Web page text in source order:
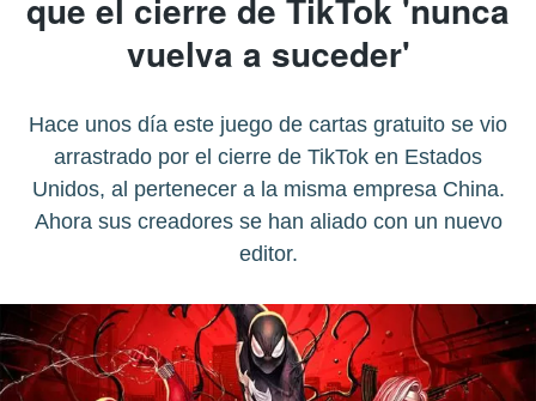
vuelva a suceder'
Hace unos día este juego de cartas gratuito se vio
arrastrado por el cierre de TikTok en Estados
Unidos, al pertenecer a la misma empresa China.
Ahora sus creadores se han aliado con un nuevo
editor.